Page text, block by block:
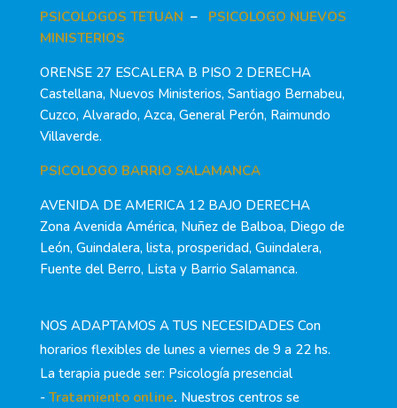
PSICOLOGOS TETUAN – PSICOLOGO NUEVOS
MINISTERIOS
ORENSE 27 ESCALERA B PISO 2 DERECHA
Castellana, Nuevos Ministerios, Santiago Bernabeu,
Cuzco, Alvarado, Azca, General Perón, Raimundo
Villaverde.
PSICOLOGO BARRIO SALAMANCA
AVENIDA DE AMERICA 12 BAJO DERECHA
Zona Avenida América, Nuñez de Balboa, Diego de
León, Guindalera, lista, prosperidad, Guindalera,
Fuente del Berro, Lista y Barrio Salamanca.
NOS ADAPTAMOS A TUS NECESIDADES Con
horarios flexibles de lunes a viernes de 9 a 22 hs.
La terapia puede ser: Psicología presencial
- Tratamiento online. Nuestros centros se